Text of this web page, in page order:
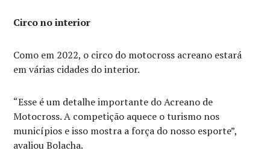
Circo no interior
Como em 2022, o circo do motocross acreano estará
em várias cidades do interior.
“Esse é um detalhe importante do Acreano de
Motocross. A competição aquece o turismo nos
municípios e isso mostra a força do nosso esporte”,
avaliou Bolacha.